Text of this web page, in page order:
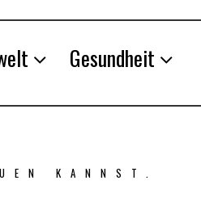
Gesundheit
KANNST.